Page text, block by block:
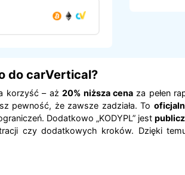
do carVertical?
korzyść – aż20% niższa cena za pełen
pewność, że zawsze zadziała. To
Dodatkowo „KODYPL” jest
czy dodatkowych kroków. Dzięki